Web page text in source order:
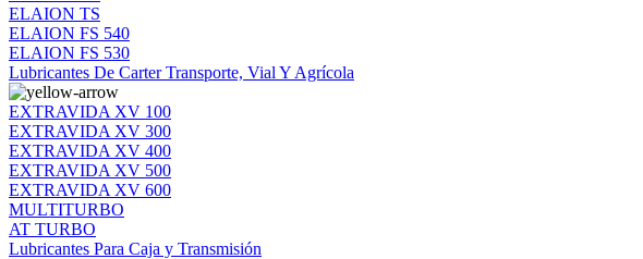
ELAION TS
ELAION FS 540
ELAION FS 530
Lubricantes De Carter Transporte, Vial Y Agrícola
EXTRAVIDA XV 100
EXTRAVIDA XV 300
EXTRAVIDA XV 400
EXTRAVIDA XV 500
EXTRAVIDA XV 600
MULTITURBO
AT TURBO
Lubricantes Para Caja y Transmisión